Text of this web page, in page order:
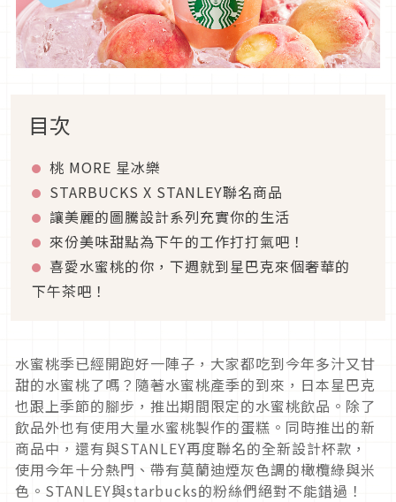
目次
桃 MORE 星冰樂
STARBUCKS X STANLEY聯名商品
讓美麗的圖騰設計系列充實你的生活
來份美味甜點為下午的工作打打氣吧！
喜愛水蜜桃的你，下週就到星巴克來個奢華的
下午茶吧！
水蜜桃季已經開跑好一陣子，大家都吃到今年多汁又甘
甜的水蜜桃了嗎？隨著水蜜桃產季的到來，日本星巴克
也跟上季節的腳步，推出期間限定的水蜜桃飲品。除了
飲品外也有使用大量水蜜桃製作的蛋糕。同時推出的新
商品中，還有與STANLEY再度聯名的全新設計杯款，
使用今年十分熱門、帶有莫蘭迪煙灰色調的橄欖綠與米
色。STANLEY與starbucks的粉絲們絕對不能錯過！